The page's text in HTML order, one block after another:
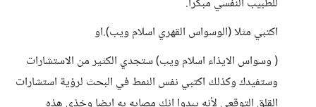
اكتبي مثلا (الوسواس القهري اسلام ويب).او
( وسواس الايذاء اسلام ويب) ستجدي الكثير من الاستشارات
وستفيدك وكذلك اكتبي نفس النمط في البحث لرؤية استشارات